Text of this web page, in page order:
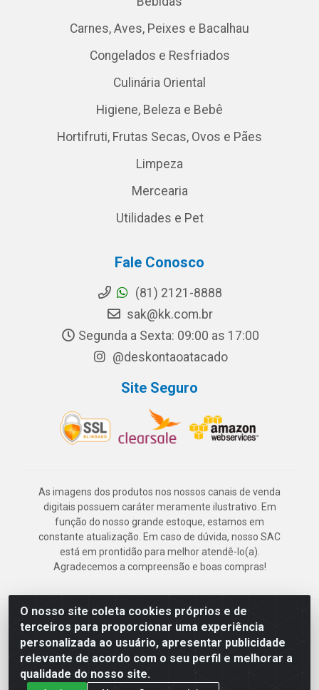
O nosso site coleta cookies próprios e de
terceiros para proporcionar uma experiência
personalizada ao usuário, apresentar publicidade
relevante de acordo com o seu perfil e melhorar a
qualidade do nosso site.
Carnes, Aves, Peixes e Bacalhau
Congelados e Resfriados
Culinária Oriental
Higiene, Beleza e Bebê
Hortifruti, Frutas Secas, Ovos e Pães
Limpeza
Mercearia
Utilidades e Pet
Fale Conosco
(81) 2121-8888
sak@kk.com.br
Segunda a Sexta: 09:00 as 17:00
@deskontaoatacado
Site Seguro
As imagens dos produtos nos nossos canais de venda
digitais possuem caráter meramente ilustrativo. Em
função do nosso grande estoque, estamos em
constante atualização. Em caso de dúvida, nosso SAC
está em prontidão para melhor atendê-lo(a).
Agradecemos a compreensão e boas compras!
Deskontão Atacado - Av. Marechal Mascarenhas de Morais, 2471 -
Imbiribeira - Recife/PE - CEP 51.150-001 - CNPJ 24.150.377/0003-
57